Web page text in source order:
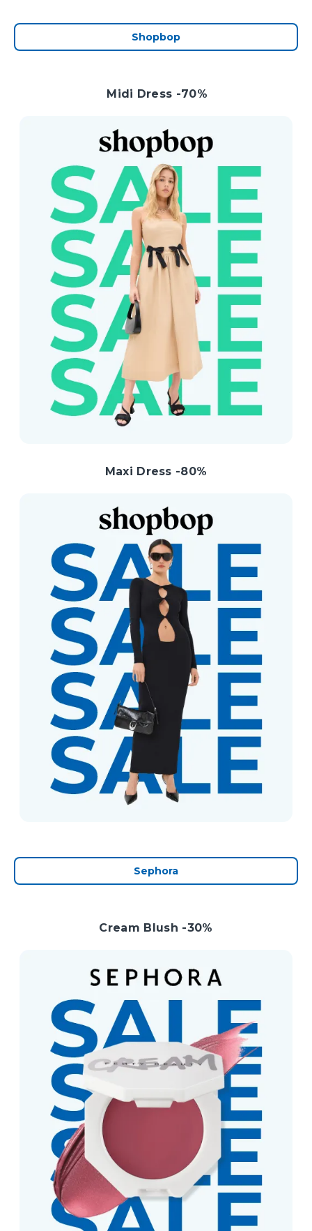
Shopbop
Midi Dress -70%
Maxi Dress -80%
Sephora
Cream Blush -30%